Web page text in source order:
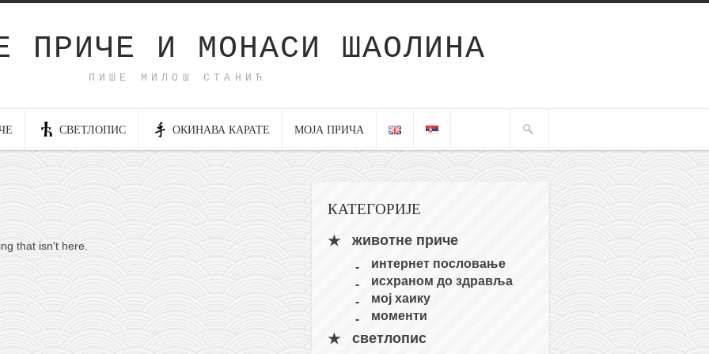
ПРИЧЕ И МОНАСИ ШАОЛИНА
ПИШЕ МИЛОШ СТАНИЋ
СВЕТЛОПИС ОКИНАВА КАРАТЕ МОЈА ПРИЧА
that isn't here.
КАТЕГОРИЈЕ
животне приче
интернет пословање
исхраном до здравља
мој хаику
моменти
светлопис